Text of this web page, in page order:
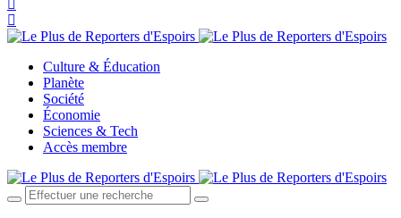
Culture & Éducation
Planète
Société
Économie
Sciences & Tech
Accès membre